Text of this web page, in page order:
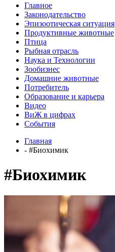
Главное
Законодательство
Эпизоотическая ситуация
Продуктивные животные
Птица
Рыбная отрасль
Наука и Технологии
Зообизнес
Домашние животные
Потребитель
Образование и карьера
Видео
ВиЖ в цифрах
События
Главная
- #Биохимик
#Биохимик